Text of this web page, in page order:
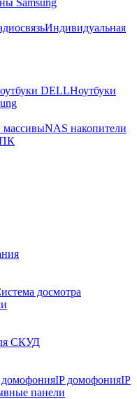
Samsung
Индивидуальная
DELLНоутбуки
NAS накопители
ПК
досмотра
СКУД
домофонияIP домофонияIP
панели